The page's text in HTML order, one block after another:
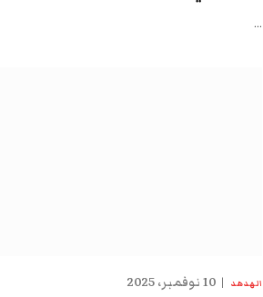
…
الهدهد 10 نوفمبر، 2025